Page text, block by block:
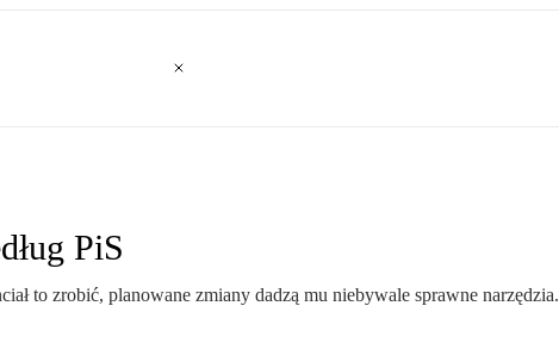
PiS
to zrobić, planowane zmiany dadzą mu niebywale sprawne narzędzia.